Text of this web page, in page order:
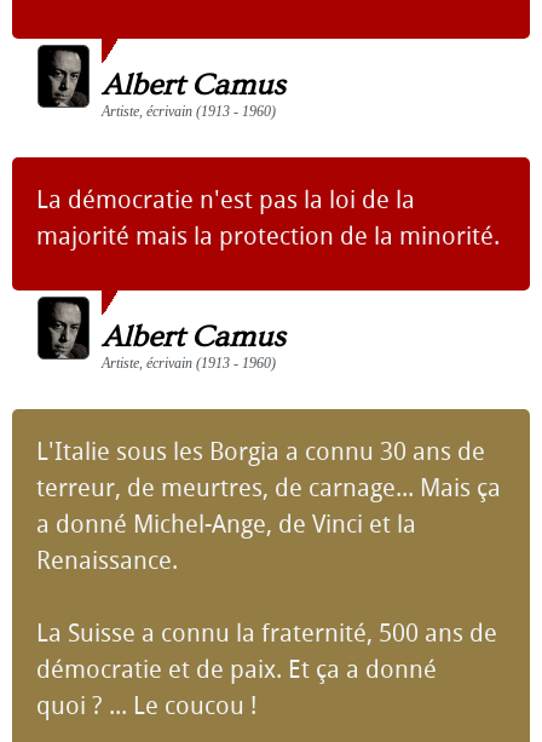
Albert Camus
Artiste, écrivain (1913 - 1960)
La démocratie n'est pas la loi de la
majorité mais la protection de la minorité.
Albert Camus
Artiste, écrivain (1913 - 1960)
L'Italie sous les Borgia a connu 30 ans de
terreur, de meurtres, de carnage... Mais ça
a donné Michel-Ange, de Vinci et la
Renaissance.
La Suisse a connu la fraternité, 500 ans de
démocratie et de paix. Et ça a donné
quoi ? ... Le coucou !